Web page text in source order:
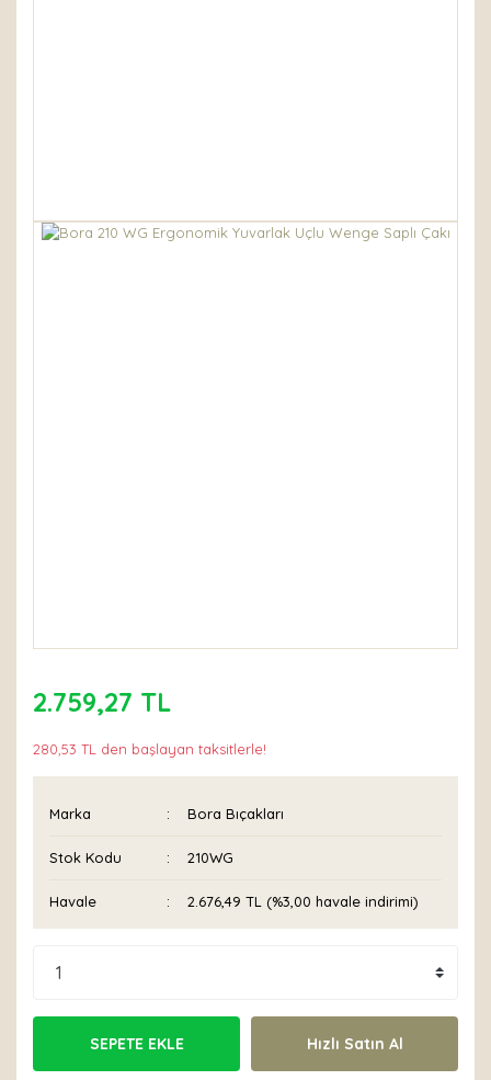
2.759,27 TL
280,53 TL den başlayan taksitlerle!
Marka Bora Bıçakları
Stok Kodu 210WG
Havale 2.676,49 TL (%3,00 havale indirimi)
SEPETE EKLE Hızlı Satın Al